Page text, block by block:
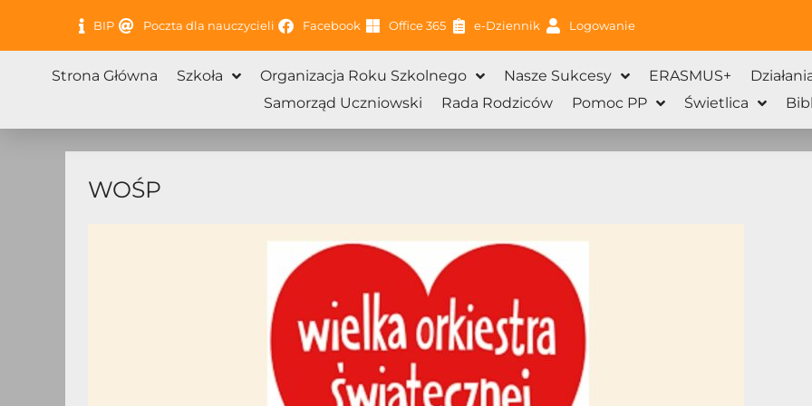
BIP Poczta dla nauczycieli Facebook Office 365 e-Dziennik Logowanie
Strona Główna Szkoła Organizacja Roku Szkolnego Nasze Sukcesy ERASMUS+
Samorząd Uczniowski
Rada Rodziców Pomoc PP Świetlica
WOŚP